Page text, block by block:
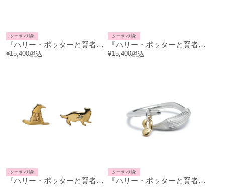
『ハリー・ポッターと賢者の石』 組分け帽子ピアス - グリフィンドール(両耳)
クーポン対象
¥15,400税込
『ハリー・ポッターと賢者の石』 組分け帽子ピアス - レイブンクロー(両耳)
クーポン対象
¥15,400税込
『ハリー・ポッターと賢者の石』 組分け帽子ピアス - ハッフルパフ (両耳)
クーポン対象
『ハリー・ポッターと賢者の石』 ニンバス2000 & 金のスニッチ リング / 指輪
クーポン対象